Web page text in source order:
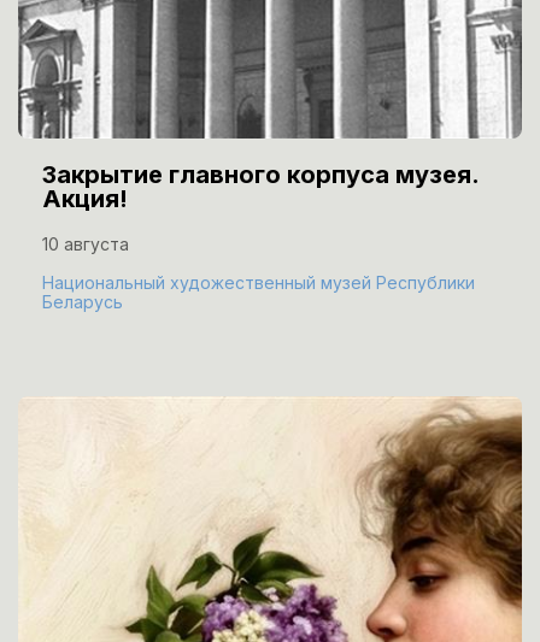
Закрытие главного корпуса музея.
Акция!
10 августа
Национальный художественный музей Республики
Беларусь